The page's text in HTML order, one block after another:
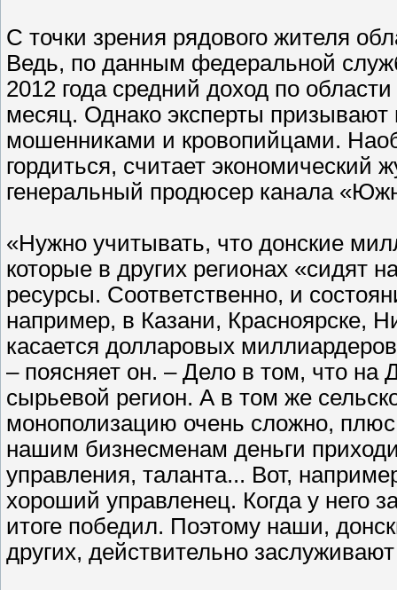
С точки зрения рядового жителя
Ведь, по данным федеральной
2012 года средний доход по
месяц. Однако эксперты призывают
мошенниками и кровопийцами.
гордиться, считает
генеральный продюсер канала
«Нужно учитывать, что донские
которые в других регионах «сидят
ресурсы. Соответственно, и
например, в Казани, Красноярске,
касается долларовых
– поясняет он. – Дело в том, что на
сырьевой регион. А в том же
монополизацию очень сложно,
нашим бизнесменам деньги
управления, таланта... Вот,
хороший управленец. Когда у него
итоге победил. Поэтому наши,
других, действительно